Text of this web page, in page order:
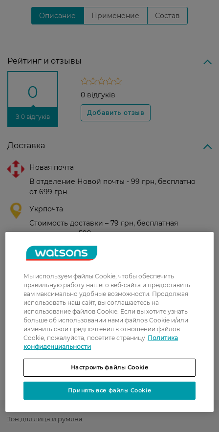
Описание Применение Состав
Рейтинг и отзывы
0
З 0 відгуків
0 відгуків
Доставка
Новая почта
В отделение Новой почты - 99 грн, бесплатно
от 699 грн
Укрпочта
Стоимость доставки – 79 грн, бесплатная
доставка от – 599 грн
Забрать сегодня в магазине Watsons
Показать больше
Оплата
Оплата картой
Послеоплата
Показать больше
Тон для лица и румяна
Мы используем файлы Cookie, чтобы обеспечить
правильную работу нашего веб-сайта и предоставить
вам максимально удобные возможности. Продолжая
использовать наш сайт, вы соглашаетесь на
использование файлов Cookie. Если вы хотите узнать
больше об использовании нами файлов Cookie и/или
изменить свои предпочтения в отношении файлов
Cookie, пожалуйста, посетите страницу Политика
конфиденциальности
Настроить файлы Cookie
Принять все файлы Cookie